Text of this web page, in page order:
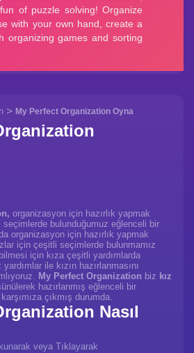
> My Perfect Organization Oyna
organizasyon için hazırlık yapmak
bulunduğumuz eğlenceli bir
organizasyon için hazırlık yapmak
için çeşitli seçimlerde bulunmamız
için kıza çeşitli yardımlarda
ile kızın hazırlanmasını
My Perfect Organization biz kız
hazırlanmış eğlenceli bir
çıkmış durumda.
Nasıl
veya Tıklayarak